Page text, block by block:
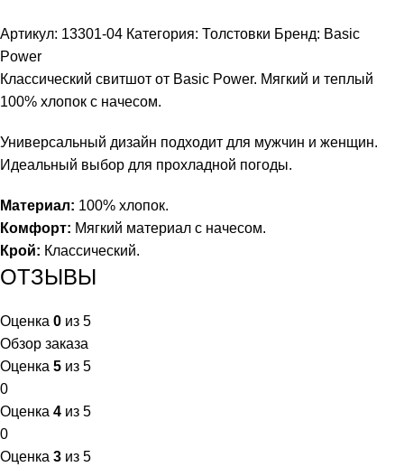
Артикул: 13301-04 Категория: Толстовки Бренд: Basic
Power
Классический свитшот от Basic Power. Мягкий и теплый
100% хлопок с начесом.
Универсальный дизайн подходит для мужчин и женщин.
Идеальный выбор для прохладной погоды.
Материал: 100% хлопок.
Комфорт: Мягкий материал с начесом.
Крой: Классический.
ОТЗЫВЫ
Оценка 0 из 5
Обзор заказа
Оценка 5 из 5
0
Оценка 4 из 5
0
Оценка 3 из 5